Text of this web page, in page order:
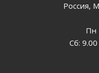
Россия,
Пн
Сб: